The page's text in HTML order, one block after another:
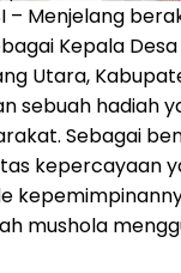
– Menjelang
Kepala
Utara,
sebuah hadiah
Sebagai
kepercayaan
mushola